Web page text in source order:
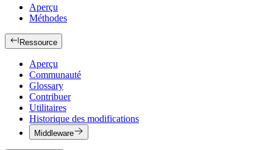
Aperçu
Méthodes
Ressource
Aperçu
Communauté
Glossary
Contribuer
Utilitaires
Historique des modifications
Middleware